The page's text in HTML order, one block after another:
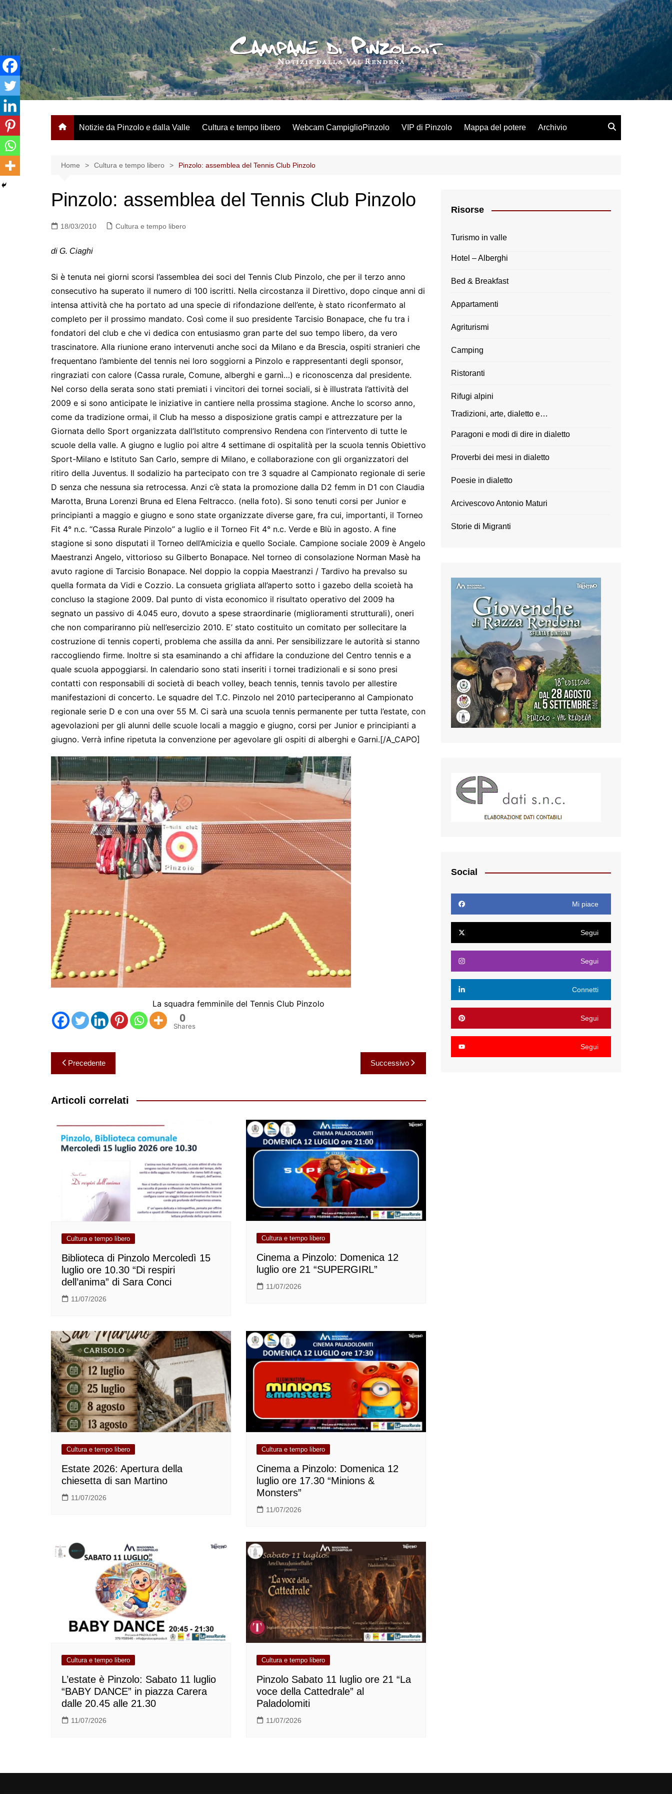
Salta
al
contenuto
Notizie da Pinzolo e dalla Valle Cultura e tempo libero Webcam CampiglioPinzolo VIP di Pinzolo Mappa del potere Archivio
Home Cultura e tempo libero Pinzolo: assemblea del Tennis Club Pinzolo
Pinzolo: assemblea del Tennis Club Pinzolo
18/03/2010 Cultura e tempo libero
di G. Ciaghi
Si è tenuta nei giorni scorsi l’assemblea dei soci del Tennis Club Pinzolo, che per il terzo anno
consecutivo ha superato il numero di 100 iscritti. Nella circostanza il Direttivo, dopo cinque anni di
intensa attività che ha portato ad una specie di rifondazione dell’ente, è stato riconfermato al
completo per il prossimo mandato. Così come il suo presidente Tarcisio Bonapace, che fu tra i
fondatori del club e che vi dedica con entusiasmo gran parte del suo tempo libero, da vero
trascinatore. Alla riunione erano intervenuti anche soci da Milano e da Brescia, ospiti stranieri che
frequentano l’ambiente del tennis nei loro soggiorni a Pinzolo e rappresentanti degli sponsor,
ringraziati con calore (Cassa rurale, Comune, alberghi e garnì…) e riconoscenza dal presidente.
Nel corso della serata sono stati premiati i vincitori dei tornei sociali, si è illustrata l’attività del
2009 e si sono anticipate le iniziative in cantiere nella prossima stagione. Anche lo scorso anno,
come da tradizione ormai, il Club ha messo a disposizione gratis campi e attrezzature per la
Giornata dello Sport organizzata dall’Istituto comprensivo Rendena con l’intervento di tutte le
scuole della valle. A giugno e luglio poi altre 4 settimane di ospitalità per la scuola tennis Obiettivo
Sport-Milano e Istituto San Carlo, sempre di Milano, e collaborazione con gli organizzatori del
ritiro della Juventus. Il sodalizio ha partecipato con tre 3 squadre al Campionato regionale di serie
D senza che nessuna sia retrocessa. Anzi c’è stata la promozione dalla D2 femm in D1 con Claudia
Marotta, Bruna Lorenzi Bruna ed Elena Feltracco. (nella foto). Si sono tenuti corsi per Junior e
principianti a maggio e giugno e sono state organizzate diverse gare, fra cui, importanti, il Torneo
Fit 4° n.c. “Cassa Rurale Pinzolo” a luglio e il Torneo Fit 4° n.c. Verde e Blù in agosto. A fine
stagione si sono disputati il Torneo dell’Amicizia e quello Sociale. Campione sociale 2009 è Angelo
Maestranzi Angelo, vittorioso su Gilberto Bonapace. Nel torneo di consolazione Norman Masè ha
avuto ragione di Tarcisio Bonapace. Nel doppio la coppia Maestranzi / Tardivo ha prevalso su
quella formata da Vidi e Cozzio. La consueta grigliata all’aperto sotto i gazebo della scoietà ha
concluso la stagione 2009. Dal punto di vista economico il risultato operativo del 2009 ha
segnato un passivo di 4.045 euro, dovuto a spese straordinarie (miglioramenti strutturali), oneri
che non compariranno più nell’esercizio 2010. E’ stato costituito un comitato per sollecitare la
costruzione di tennis coperti, problema che assilla da anni. Per sensibilizzare le autorità si stanno
raccogliendo firme. Inoltre si sta esaminando a chi affidare la conduzione del Centro tennis e a
quale scuola appoggiarsi. In calendario sono stati inseriti i tornei tradizionali e si sono presi
contatti con responsabili di società di beach volley, beach tennis, tennis tavolo per allestire
manifestazioni di concerto. Le squadre del T.C. Pinzolo nel 2010 parteciperanno al Campionato
regionale serie D e con una over 55 M. Ci sarà una scuola tennis permanente per tutta l’estate, con
agevolazioni per gli alunni delle scuole locali a maggio e giugno, corsi per Junior e principianti a
giugno. Verrà infine ripetuta la convenzione per agevolare gli ospiti di alberghi e Garni.[/A_CAPO]
La squadra femminile del Tennis Club Pinzolo
0
Shares
Navigazione
articoli
Precedente Successivo
Articoli correlati
Cultura e tempo libero
Biblioteca di Pinzolo Mercoledì 15
luglio ore 10.30 “Di respiri
dell’anima” di Sara Conci
11/07/2026
Cultura e tempo libero
Cinema a Pinzolo: Domenica 12
luglio ore 21 “SUPERGIRL”
11/07/2026
Cultura e tempo libero
Estate 2026: Apertura della
chiesetta di san Martino
11/07/2026
Cultura e tempo libero
Cinema a Pinzolo: Domenica 12
luglio ore 17.30 “Minions &
Monsters”
11/07/2026
Cultura e tempo libero
L’estate è Pinzolo: Sabato 11 luglio
“BABY DANCE” in piazza Carera
dalle 20.45 alle 21.30
11/07/2026
Cultura e tempo libero
Pinzolo Sabato 11 luglio ore 21 “La
voce della Cattedrale” al
Paladolomiti
11/07/2026
Risorse
Turismo in valle
Hotel – Alberghi
Bed & Breakfast
Appartamenti
Agriturismi
Camping
Ristoranti
Rifugi alpini
Tradizioni, arte, dialetto e…
Paragoni e modi di dire in dialetto
Proverbi dei mesi in dialetto
Poesie in dialetto
Arcivescovo Antonio Maturi
Storie di Migranti
Social
Mi piace
Segui
Segui
Connetti
Segui
Segui